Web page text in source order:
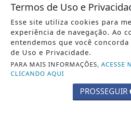
vantagens do
Você pode ler matérias
classificados e
Termos de Uso e
Esse site utiliza cookies para
experiência de navegação. Ao
entendemos que você
de Uso e Privacidade.
PARA MAIS INFORMAÇÕES,ACESSE
CLICANDO AQUI
PROSSEGUIR